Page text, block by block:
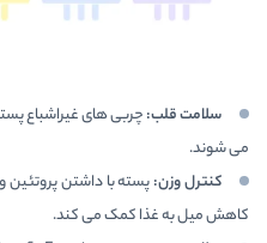
سلامت قلب:چربی های غیراشباع
می شوند.
کنترل وزن:پسته با داشتن پروتئین
کاهش میل به غذا کمک می کند.